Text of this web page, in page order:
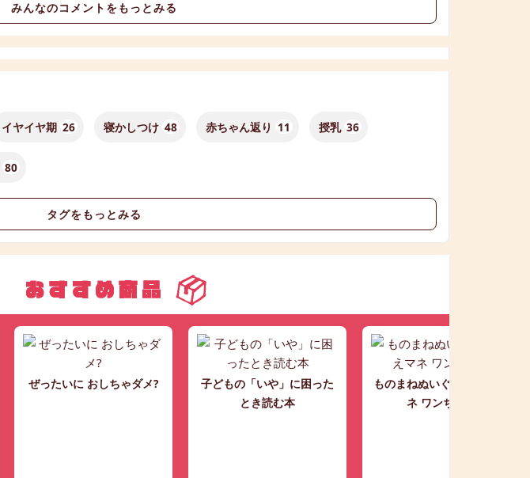
みんなのコメントをもっとみる
イヤイヤ期 26 寝かしつけ 48 赤ちゃん返り 11 授乳 36
80
タグをもっとみる
ぜったいに おしちゃダメ?
子どもの「いや」に困った
とき読む本
ものまねぬいぐるみ こえマ
ネ ワンちゃん